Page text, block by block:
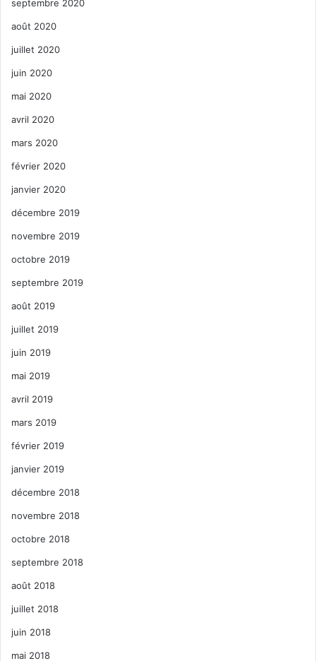
septembre 2020
août 2020
juillet 2020
juin 2020
mai 2020
avril 2020
mars 2020
février 2020
janvier 2020
décembre 2019
novembre 2019
octobre 2019
septembre 2019
août 2019
juillet 2019
juin 2019
mai 2019
avril 2019
mars 2019
février 2019
janvier 2019
décembre 2018
novembre 2018
octobre 2018
septembre 2018
août 2018
juillet 2018
juin 2018
mai 2018